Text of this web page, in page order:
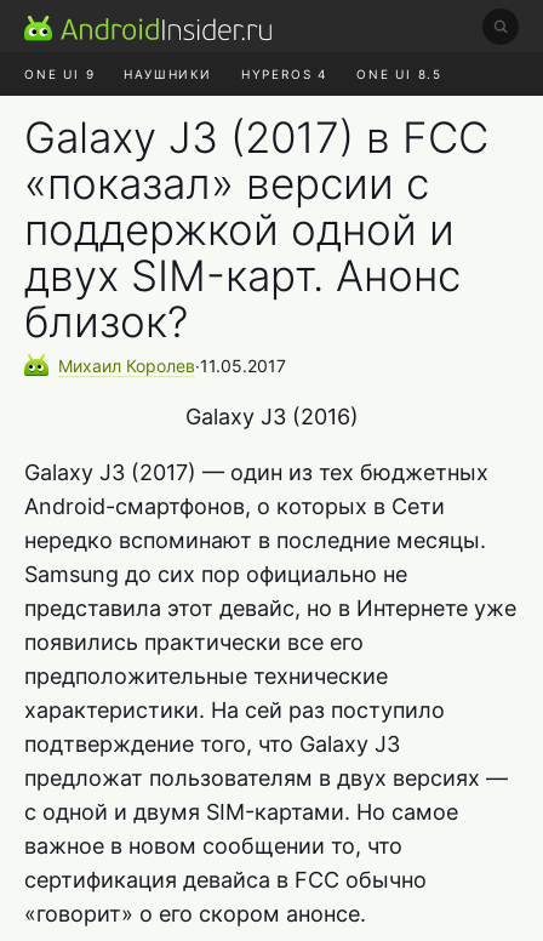
ONE UI 9 НАУШНИКИ HYPEROS 4 ONE UI 8.5
MAX RUSTORE АЛИЭКСПРЕСС
Galaxy J3 (2017) в FCC
«показал» версии с
поддержкой одной и
двух SIM-карт. Анонс
близок?
Михаил Королев∙11.05.2017
Galaxy J3 (2016)
Galaxy J3 (2017) — один из тех бюджетных
Android-смартфонов, о которых в Сети
нередко вспоминают в последние месяцы.
Samsung до сих пор официально не
представила этот девайс, но в Интернете уже
появились практически все его
предположительные технические
характеристики. На сей раз поступило
подтверждение того, что Galaxy J3
предложат пользователям в двух версиях —
с одной и двумя SIM-картами. Но самое
важное в новом сообщении то, что
сертификация девайса в FCC обычно
«говорит» о его скором анонсе.